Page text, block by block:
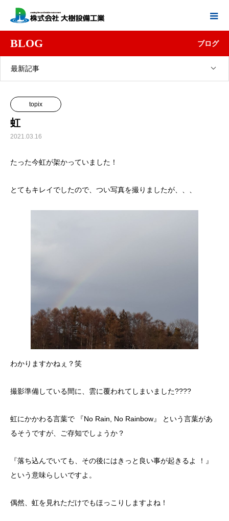
BLOG ブログ
最新記事
topix
虹
2021.03.16
たった今虹が架かっていました！
とてもキレイでしたので、つい写真を撮りましたが、、、
わかりますかねぇ？笑
撮影準備している間に、雲に覆われてしまいました????
虹にかかわる言葉で 『No Rain, No Rainbow』 という言葉があ
るそうですが、ご存知でしょうか？
『落ち込んでいても、その後にはきっと良い事が起きるよ ！』
という意味らしいですよ。
偶然、虹を見れただけでもほっこりしますよね！